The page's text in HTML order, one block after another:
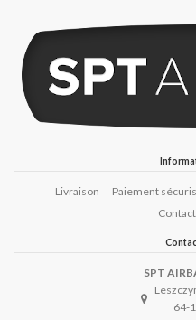
Livraison Paiement
SPT
64-